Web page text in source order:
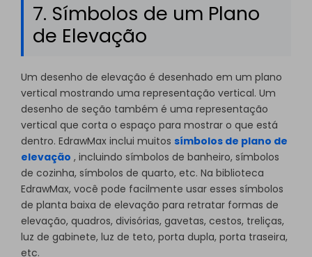
7. Símbolos de um Plano
de Elevação
Um desenho de elevação é desenhado em um plano
vertical mostrando uma representação vertical. Um
desenho de seção também é uma representação
vertical que corta o espaço para mostrar o que está
dentro. EdrawMax inclui muitos símbolos de plano de
elevação , incluindo símbolos de banheiro, símbolos
de cozinha, símbolos de quarto, etc. Na biblioteca
EdrawMax, você pode facilmente usar esses símbolos
de planta baixa de elevação para retratar formas de
elevação, quadros, divisórias, gavetas, cestos, treliças,
luz de gabinete, luz de teto, porta dupla, porta traseira,
etc.